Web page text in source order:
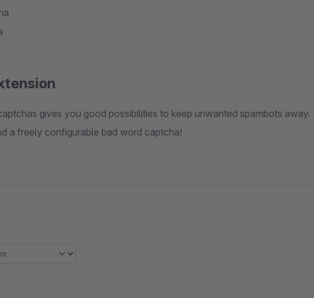
gives you good possibilities to keep unwanted spambots away.
a freely configurable bad word captcha!